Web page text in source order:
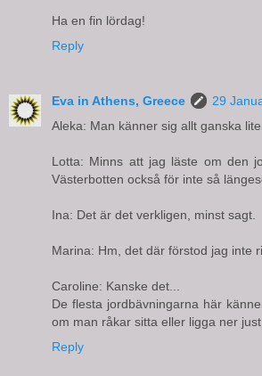
Ha en fin lördag!
Reply
Eva in Athens, Greece
29
Aleka: Man känner sig allt ganska
Lotta: Minns att jag läste om den
Västerbotten också för inte så
Ina: Det är det verkligen, minst sagt.
Marina: Hm, det där förstod jag inte
Caroline: Kanske det...
De flesta jordbävningarna här
om man råkar sitta eller ligga ner just
Reply